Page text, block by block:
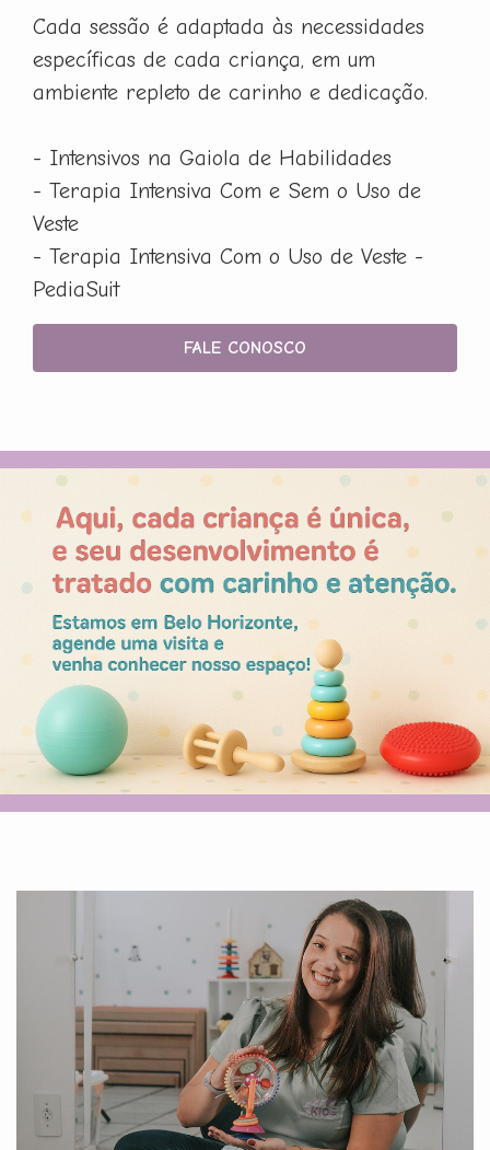
Cada sessão é adaptada às necessidades
específicas de cada criança, em um
ambiente repleto de carinho e dedicação.
- Intensivos na Gaiola de Habilidades
- Terapia Intensiva Com e Sem o Uso de
Veste
- Terapia Intensiva Com o Uso de Veste -
PediaSuit
FALE CONOSCO